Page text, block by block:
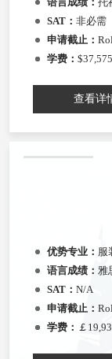
SAT： 非必需
申请截止：
学费：
查看详
优势专业： 服
语言成绩： 雅
SAT： N/A
申请截止：
学费： ￡